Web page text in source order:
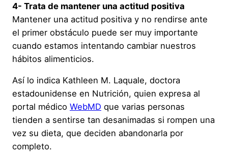
4- Trata de mantener una actitud positiva
Mantener una actitud positiva y no rendirse ante
el primer obstáculo puede ser muy importante
cuando estamos intentando cambiar nuestros
hábitos alimenticios.
Así lo indica Kathleen M. Laquale, doctora
estadounidense en Nutrición, quien expresa al
portal médico WebMD que varias personas
tienden a sentirse tan desanimadas si rompen una
vez su dieta, que deciden abandonarla por
completo.